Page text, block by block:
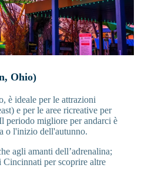
Ohio)
è ideale per le attrazioni
e per le aree ricreative per
periodo migliore per andarci è
o l'inizio dell'autunno.
agli amanti dell’adrenalina;
per scoprire altre